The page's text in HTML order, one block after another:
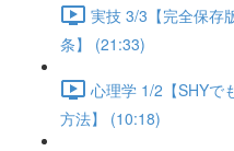
実技 3/3【完全保存
条】 (21:33)
心理学 1/2【SHYで
方法】 (10:18)